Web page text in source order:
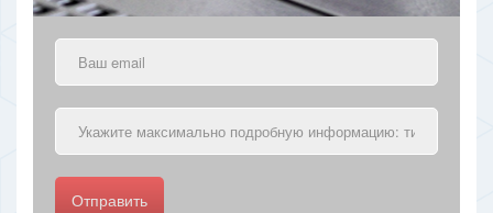
Отправить